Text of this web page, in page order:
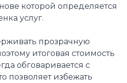
которой определяется
услуг.
прозрачную
итоговая стоимость
обговаривается с
позволяет избежать